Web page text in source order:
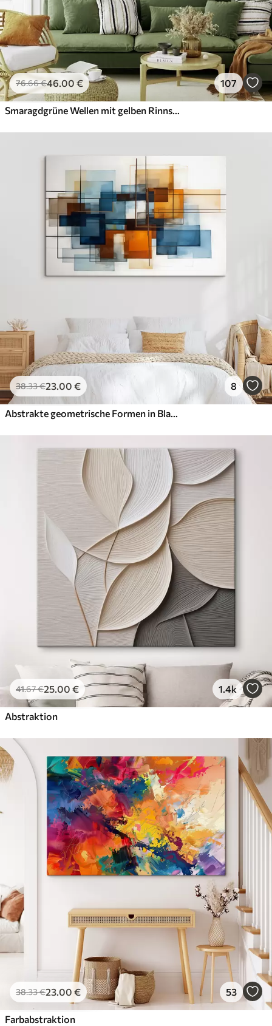
76.66€46.00 € 107
Smaragdgrüne Wellen mit gelben Rinnsalen
38.33€23.00 € 8
Abstrakte geometrische Formen in Blau-, Orange- und Brauntönen ergeben eine moderne minimalistische Komposition
41.67€25.00 € 1.4k
Abstraktion
38.33€23.00 € 53
Farbabstraktion